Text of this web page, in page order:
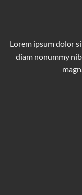
Lorem ipsum dolor
diam nonummy